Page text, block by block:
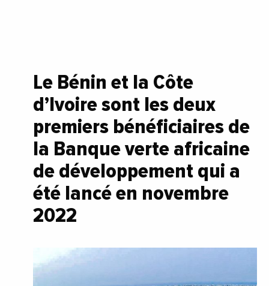
Le Bénin et la Côte
d’Ivoire sont les deux
premiers bénéficiaires de
la Banque verte africaine
de développement qui a
été lancé en novembre
2022